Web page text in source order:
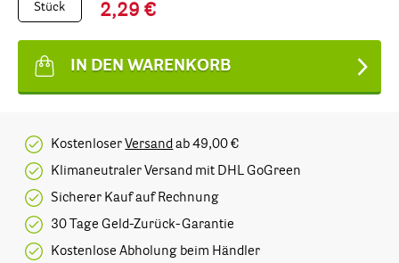
IN DEN WARENKORB
Stück 2,29 €
KostenloserVersand ab 49,00 €
Klimaneutraler Versand mit DHL GoGreen
Sicherer Kauf auf Rechnung
30 Tage Geld-Zurück-Garantie
Kostenlose Abholung beim Händler